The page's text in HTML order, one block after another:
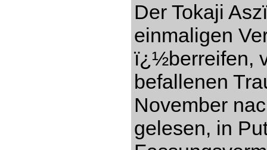
Der Tokaji
einmaligen
ï¿½berreifen,
befallenen
November
gelesen, in